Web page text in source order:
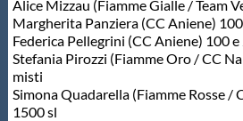
Alice Mizzau (Fiamme Gialle / Team
Margherita Panziera (CC Aniene)
Federica Pellegrini (CC Aniene) 100 e
Stefania Pirozzi (Fiamme Oro / CC
misti
Simona Quadarella (Fiamme Rosse /
1500 sl